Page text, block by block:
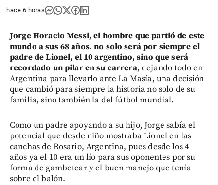
hace 6 horas
Jorge Horacio Messi, el hombre que partió de este
mundo a sus 68 años, no solo será por siempre el
padre de Lionel, el 10 argentino, sino que será
recordado un pilar en su carrera, dejando todo en
Argentina para llevarlo ante La Masía, una decisión
que cambió para siempre la historia no solo de su
familia, sino también la del fútbol mundial.
Como un padre apoyando a su hijo, Jorge sabía el
potencial que desde niño mostraba Lionel en las
canchas de Rosario, Argentina, pues desde los 4
años ya el 10 era un lío para sus oponentes por su
forma de gambetear y el buen manejo que tenía
sobre el balón.